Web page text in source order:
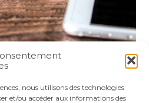
nous utilisons des technologies
et/ou accéder aux informations des